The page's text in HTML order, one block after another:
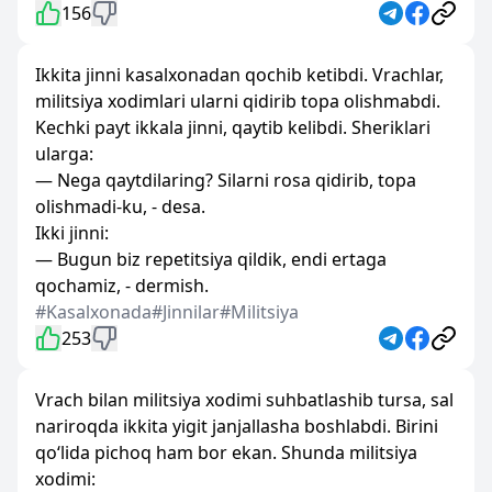
156
Ikkita jinni kasalxonadan qochib ketibdi. Vrachlar,
militsiya xodimlari ularni qidirib topa olishmabdi.
Kechki payt ikkala jinni, qaytib kelibdi. Sheriklari
ularga:
— Nega qaytdilaring? Silarni rosa qidirib, topa
olishmadi-ku, - desa.
Ikki jinni:
— Bugun biz repetitsiya qildik, endi ertaga
qochamiz, - dermish.
#Kasalxonada#Jinnilar#Militsiya
253
Vrach bilan militsiya xodimi suhbatlashib tursa, sal
nariroqda ikkita yigit janjallasha boshlabdi. Birini
qo‘lida pichoq ham bor ekan. Shunda militsiya
xodimi: